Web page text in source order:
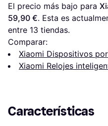
El precio más bajo para
59,90 €. Esta es
entre 13 tiendas.
Comparar:
Xiaomi Dispositivos
Xiaomi Relojes
Características